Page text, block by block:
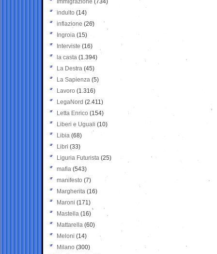
Immigrazione (734)
indulto (14)
inflazione (26)
Ingroia (15)
Interviste (16)
la casta (1.394)
La Destra (45)
La Sapienza (5)
Lavoro (1.316)
LegaNord (2.411)
Letta Enrico (154)
Liberi e Uguali (10)
Libia (68)
Libri (33)
Liguria Futurista (25)
mafia (543)
manifesto (7)
Margherita (16)
Maroni (171)
Mastella (16)
Mattarella (60)
Meloni (14)
Milano (300)